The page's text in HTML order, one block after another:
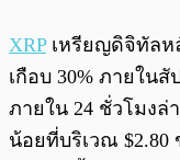
พร้อมเล่น
XRPเหรียญดิจิทัลห
เกือบ 30% ภายใน
ภายใน 24 ชั่วโมงล่
น้อยที่บริเวณ